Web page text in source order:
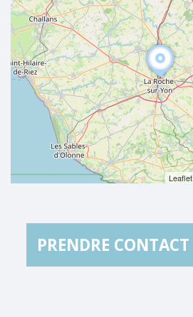
Leaflet
PRENDRE CONTACT